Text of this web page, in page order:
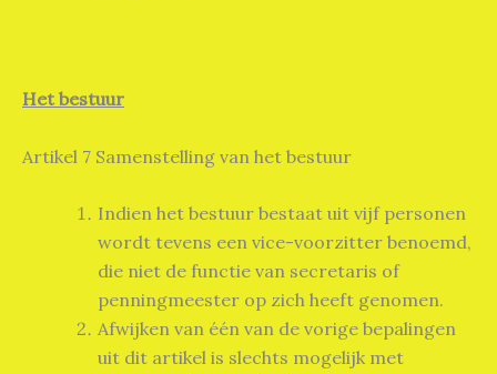
Het bestuur
Artikel 7 Samenstelling van het bestuur
Indien het bestuur bestaat uit vijf personen
wordt tevens een vice-voorzitter benoemd,
die niet de functie van secretaris of
penningmeester op zich heeft genomen.
Afwijken van één van de vorige bepalingen
uit dit artikel is slechts mogelijk met